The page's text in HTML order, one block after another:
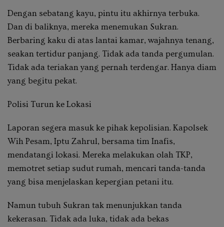
Dengan sebatang kayu, pintu itu akhirnya terbuka.
Dan di baliknya, mereka menemukan Sukran.
Berbaring kaku di atas lantai kamar, wajahnya tenang,
seakan tertidur panjang. Tidak ada tanda pergumulan.
Tidak ada teriakan yang pernah terdengar. Hanya diam
yang begitu pekat.
Polisi Turun ke Lokasi
Laporan segera masuk ke pihak kepolisian. Kapolsek
Wih Pesam, Iptu Zahrul, bersama tim Inafis,
mendatangi lokasi. Mereka melakukan olah TKP,
memotret setiap sudut rumah, mencari tanda-tanda
yang bisa menjelaskan kepergian petani itu.
Namun tubuh Sukran tak menunjukkan tanda
kekerasan. Tidak ada luka, tidak ada bekas